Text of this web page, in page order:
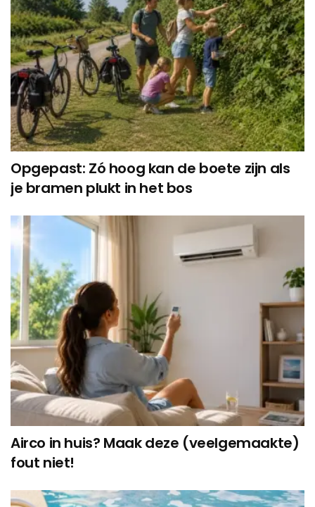
Opgepast: Zó hoog kan de boete zijn als
je bramen plukt in het bos
Airco in huis? Maak deze (veelgemaakte)
fout niet!